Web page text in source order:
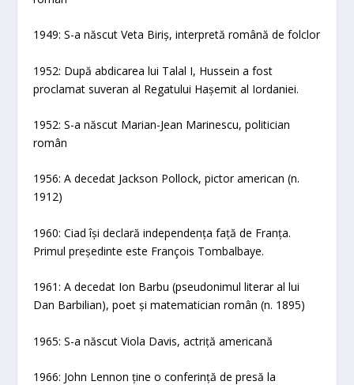
1949: S-a născut Veta Biriș, interpretă română de folclor
1952: După abdicarea lui Talal I, Hussein a fost
proclamat suveran al Regatului Hașemit al Iordaniei.
1952: S-a născut Marian-Jean Marinescu, politician
român
1956: A decedat Jackson Pollock, pictor american (n.
1912)
1960: Ciad își declară independența față de Franța.
Primul președinte este François Tombalbaye.
1961: A decedat Ion Barbu (pseudonimul literar al lui
Dan Barbilian), poet și matematician român (n. 1895)
1965: S-a născut Viola Davis, actriță americană
1966: John Lennon ține o conferință de presă la